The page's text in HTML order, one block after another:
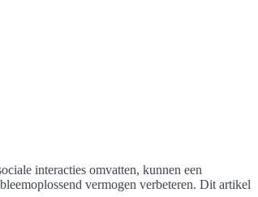
interacties omvatten, kunnen een
vermogen verbeteren. Dit artikel